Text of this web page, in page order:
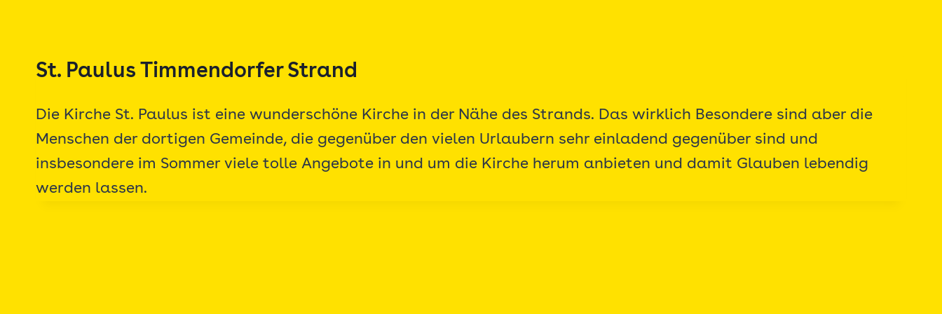
springen
St. Paulus Timmendorfer Strand
Die Kirche St. Paulus ist eine wunderschöne Kirche in der Nähe des Strands. Das wirklich Besondere sind aber die
Menschen der dortigen Gemeinde, die gegenüber den vielen Urlaubern sehr einladend gegenüber sind und
insbesondere im Sommer viele tolle Angebote in und um die Kirche herum anbieten und damit Glauben lebendig
werden lassen.